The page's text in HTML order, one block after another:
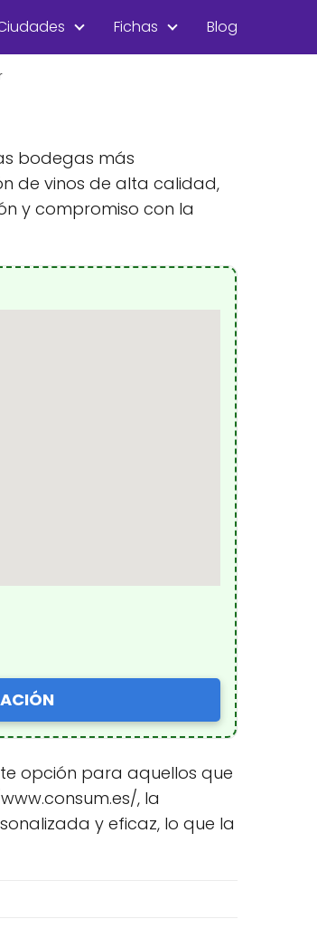
Fichas Blog
bodegas más
de vinos de alta calidad,
y compromiso con la
opción para aquellos que
, la
y eficaz, lo que la